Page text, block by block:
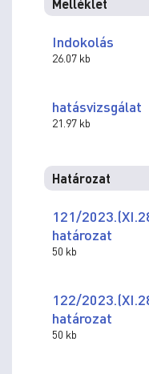
Melléklet
Indokolás
26.07 kb
hatásvizsgálat
21.97 kb
Határozat
121/
határozat
50 kb
122/
határozat
50 kb